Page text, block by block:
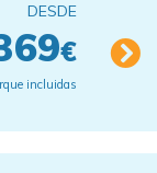
DESDE
€
incluidas